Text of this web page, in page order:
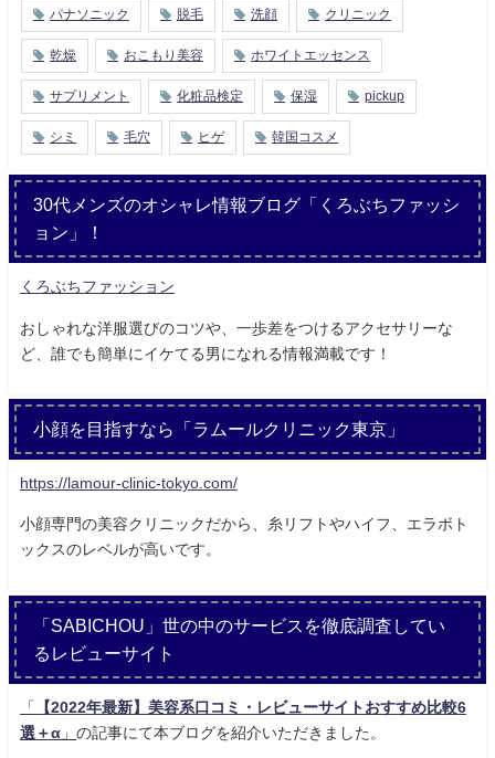
パナソニック 脱毛 洗顔 クリニック
乾燥 おこもり美容 ホワイトエッセンス
サプリメント 化粧品検定 保湿 pickup
シミ 毛穴 ヒゲ 韓国コスメ
30代メンズのオシャレ情報ブログ「くろぶちファッシ
ョン」！
くろぶちファッション
おしゃれな洋服選びのコツや、一歩差をつけるアクセサリーな
ど、誰でも簡単にイケてる男になれる情報満載です！
小顔を目指すなら「ラムールクリニック東京」
https://lamour-clinic-tokyo.com/
小顔専門の美容クリニックだから、糸リフトやハイフ、エラボト
ックスのレベルが高いです。
「SABICHOU」世の中のサービスを徹底調査してい
るレビューサイト
「
【2022年最新】美容系口コミ・レビューサイトおすすめ比較6
選＋α 」 の記事にて本ブログを紹介いただきました。